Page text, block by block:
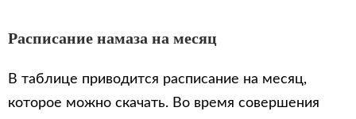
Расписание намаза на месяц
В таблице приводится расписание на месяц,
которое можно скачать. Во время совершения